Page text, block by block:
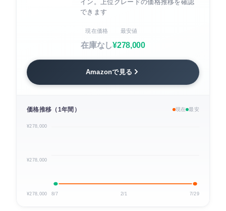
イン。上位グレードの価格推移を確認
できます
現在価格
在庫なし
最安値
¥278,000
Amazonで見る
価格推移（1年間） 現在 最安
¥278,000
¥278,000
¥278,000 8/7 2/1 7/29